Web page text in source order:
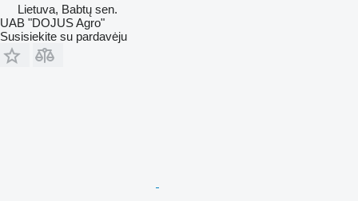
Lietuva, Babtų sen.
UAB "DOJUS Agro"
Susisiekite su pardavėju